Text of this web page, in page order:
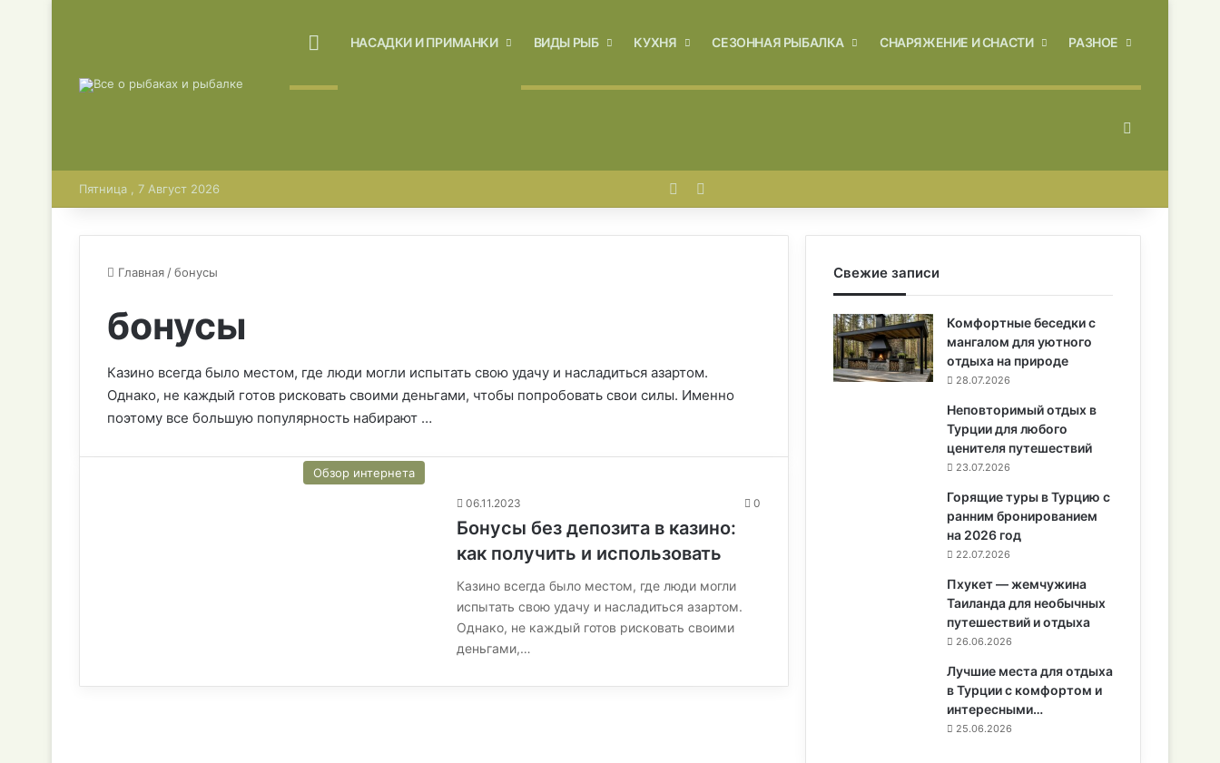
ГЛАВНАЯНАСАДКИ И ПРИМАНКИ ВИДЫ РЫБ КУХНЯ СЕЗОННАЯ РЫБАЛКА СНАРЯЖЕНИЕ И СНАСТИ РАЗНОЕ
Пятница , 7 Август 2026 Войти
Главная /бонусы
бонусы
Казино всегда было местом, где люди могли испытать свою удачу и насладиться азартом.
Однако, не каждый готов рисковать своими деньгами, чтобы попробовать свои силы. Именно
поэтому все большую популярность набирают …
Обзор интернета
06.11.2023 0
Бонусы без депозита в казино:
как получить и использовать
Казино всегда было местом, где люди могли
испытать свою удачу и насладиться азартом.
Однако, не каждый готов рисковать своими
деньгами,…
Свежие записи
Комфортные беседки с
мангалом для уютного
отдыха на природе
28.07.2026
Неповторимый отдых в
Турции для любого
ценителя путешествий
23.07.2026
Горящие туры в Турцию с
ранним бронированием
на 2026 год
22.07.2026
Пхукет — жемчужина
Таиланда для необычных
путешествий и отдыха
26.06.2026
Лучшие места для отдыха
в Турции с комфортом и
интересными…
25.06.2026